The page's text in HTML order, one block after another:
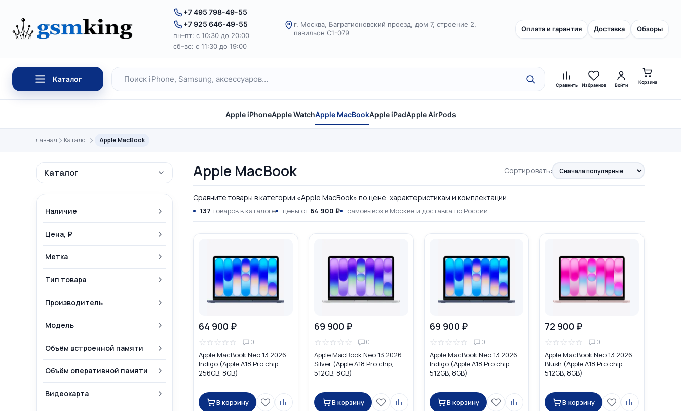
+7 495 798-49-55
+7 925 646-49-55
пн–пт: с 10:30 до 20:00
сб–вс: с 11:30 до 19:00
г. Москва, Багратионовский проезд, дом 7, строение 2,
павильон С1-079
Оплата и гарантия Доставка Обзоры
Каталог
Поиск по каталогу Сравнить Избранное Войти
Корзина
Apple iPhoneApple WatchApple MacBookApple iPadApple AirPods
Главная Каталог Apple MacBook
Каталог
Наличие
Цена, ₽
Метка
Тип товара
Производитель
Модель
Объём встроенной памяти
Объём оперативной памяти
Видеокарта
Apple MacBook Сортировать:
Сравните товары в категории «Apple MacBook» по цене, характеристикам и комплектации.
137 товаров в каталоге цены от 64 900 ₽ самовывоз в Москве и доставка по России
64 900 ₽
☆☆☆☆☆ 0
Apple MacBook Neo 13 2026
Indigo (Apple A18 Pro chip,
256GB, 8GB)
В корзину
69 900 ₽
☆☆☆☆☆ 0
Apple MacBook Neo 13 2026
Silver (Apple A18 Pro chip,
512GB, 8GB)
В корзину
69 900 ₽
☆☆☆☆☆ 0
Apple MacBook Neo 13 2026
Indigo (Apple A18 Pro chip,
512GB, 8GB)
В корзину
72 900 ₽
☆☆☆☆☆ 0
Apple MacBook Neo 13 2026
Blush (Apple A18 Pro chip,
512GB, 8GB)
В корзину